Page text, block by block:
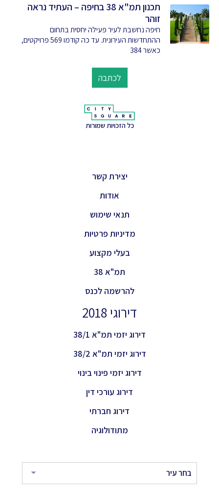
תכנון תמ"א 38 בחיפה – העתיד נראה
זוהר
חיפה נחשבת לעיר פעילה יחסית בתחום
ההתחדשות העירונית. עד כה קודמו 569 פרויקטים,
כאשר 384
לכתבה
כל הזכויות שמורות
יצירת קשר
אודות
תנאי שימוש
מדיניות פרטיות
בעלי מקצוע
תמ"א 38
להרשמה לכנס
דירוגי 2018
דירוג יזמי תמ"א 38/1
דירוג יזמי תמ"א 38/2
דירוג יזמי פינוי בינוי
דירוג עורכי דין
דירוג חברתי
מתודולוגיה